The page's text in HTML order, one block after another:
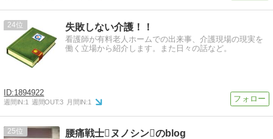
24 失敗しない介護！！
看護師が有料老人ホームでの出来事、介護現場の現実を
働く立場から紹介します。また日々の話など。
1894922
週間IN:1 週間OUT:3 月間IN:1
25 腰痛戦士ヌノシンのblog